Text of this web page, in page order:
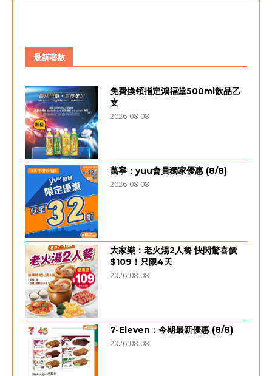
最新著數
免費換領指定鴻福堂500ml飲品乙
支
2026-08-08
萬寧：yuu會員獨家優惠 (8/8)
2026-08-08
大家樂：老火湯2人餐 快閃驚喜價
$109！只限4天
2026-08-08
7-Eleven：今期最新優惠 (8/8)
2026-08-08